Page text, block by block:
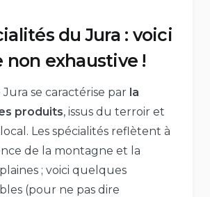
du Jura : voici
non exhaustive !
Jura se caractérise par la
produits, issus du terroir et
Les spécialités reflètent à
de la montagne et la
; voici quelques
(pour ne pas dire